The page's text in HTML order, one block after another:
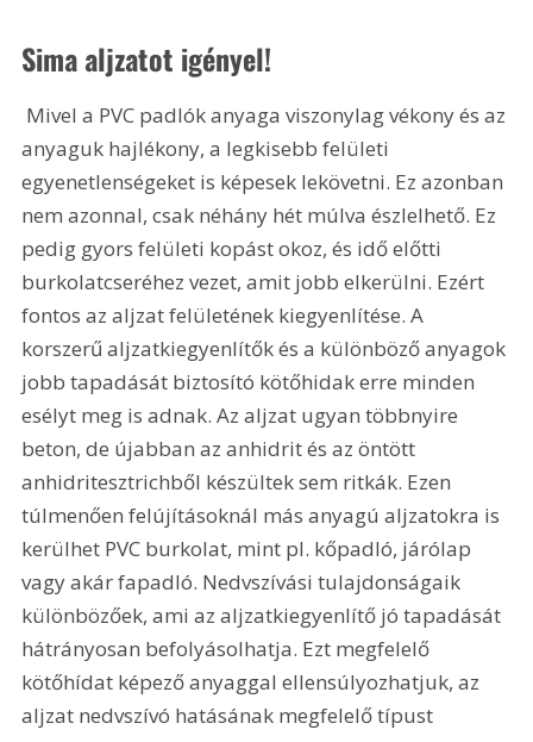
Sima aljzatot igényel!
anyaguk hajlékony, a legkisebb felületi
egyenetlenségeket is képesek lekövetni. Ez azonban
nem azonnal, csak néhány hét múlva észlelhető. Ez
pedig gyors felületi kopást okoz, és idő előtti
burkolatcseréhez vezet, amit jobb elkerülni. Ezért
fontos az aljzat felületének kiegyenlítése. A
korszerű aljzatkiegyenlítők és a különböző anyagok
jobb tapadását biztosító kötőhidak erre minden
esélyt meg is adnak. Az aljzat ugyan többnyire
beton, de újabban az anhidrit és az öntött
anhidritesztrichből készültek sem ritkák. Ezen
túlmenően felújításoknál más anyagú aljzatokra is
kerülhet PVC burkolat, mint pl. kőpadló, járólap
vagy akár fapadló. Nedvszívási tulajdonságaik
különbözőek, ami az aljzatkiegyenlítő jó tapadását
hátrányosan befolyásolhatja. Ezt megfelelő
kötőhídat képező anyaggal ellensúlyozhatjuk, az
aljzat nedvszívó hatásának megfelelő típust